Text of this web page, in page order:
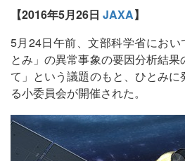
【2016年5月26日 JAXA】
5月24日午前、文部科学省にお
とみ」の異常事象の要因分析結
て」という議題のもと、ひとみ
る小委員会が開催された。